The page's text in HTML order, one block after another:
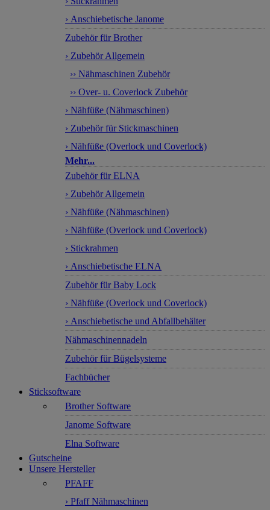
› Anschiebetische Janome
Zubehör für Brother
› Zubehör Allgemein
›› Nähmaschinen Zubehör
›› Over- u. Coverlock Zubehör
› Nähfüße (Nähmaschinen)
› Zubehör für Stickmaschinen
› Nähfüße (Overlock und Coverlock)
Mehr...
Zubehör für ELNA
› Zubehör Allgemein
› Nähfüße (Nähmaschinen)
› Nähfüße (Overlock und Coverlock)
› Stickrahmen
› Anschiebetische ELNA
Zubehör für Baby Lock
› Nähfüße (Overlock und Coverlock)
› Anschiebetische und Abfallbehälter
Nähmaschinennadeln
Zubehör für Bügelsysteme
Fachbücher
Sticksoftware
Brother Software
Janome Software
Elna Software
Gutscheine
Unsere Hersteller
PFAFF
› Pfaff Nähmaschinen